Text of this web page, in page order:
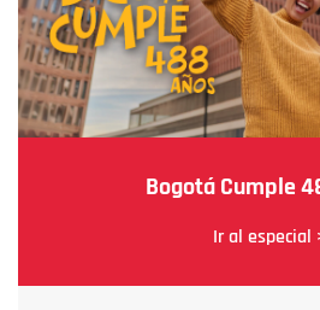
Bogotá Cumple
Ir al especial